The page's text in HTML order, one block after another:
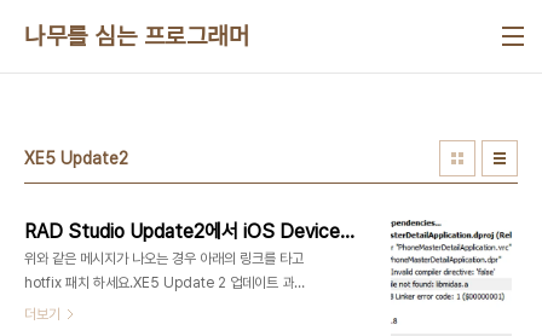
나무를 심는 프로그래머
XE5 Update2
RAD Studio Update2에서 iOS Device 컴파일 시 "file not found: libmidas.a" 오류 시 패치
위와 같은 메시지가 나오는 경우 아래의 링크를 타고
hotfix 패치 하세요.XE5 Update 2 업데이트 과정
에서 몇개의 라이브러리가 누락되었습니다. 패치대
더보기